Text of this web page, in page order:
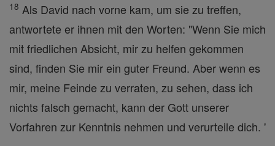
18 Als David nach vorne kam, um sie zu treffen,
antwortete er ihnen mit den Worten: "Wenn Sie mich
mit friedlichen Absicht, mir zu helfen gekommen
sind, finden Sie mir ein guter Freund. Aber wenn es
mir, meine Feinde zu verraten, zu sehen, dass ich
nichts falsch gemacht, kann der Gott unserer
Vorfahren zur Kenntnis nehmen und verurteile dich. '